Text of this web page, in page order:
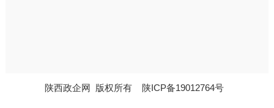
陕西政企网 版权所有 陕ICP备19012764号